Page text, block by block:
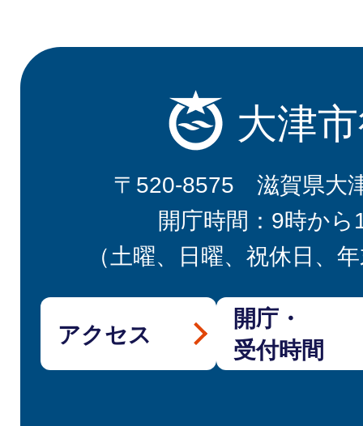
大津
〒520-8575 滋賀県大
開庁時間：9時から
（土曜、日曜、祝休日、
アクセス
開庁・
受付時間